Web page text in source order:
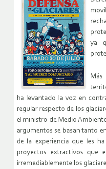
ya
ha levantado la voz en
regular respecto de los
el ministro de Medio
argumentos se basan tanto
de la experiencia que les
proyectos extractivos que
irremediablemente los